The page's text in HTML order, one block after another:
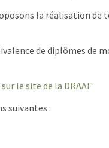
la réalisation
de diplômes de
le site de la DRAAF
suivantes :